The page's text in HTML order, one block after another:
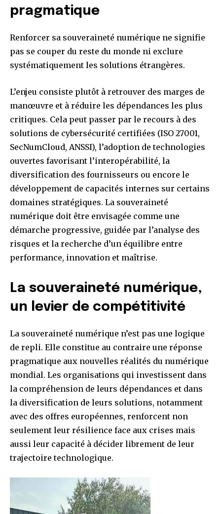
pragmatique
Renforcer sa souveraineté numérique ne signifie
pas se couper du reste du monde ni exclure
systématiquement les solutions étrangères.
L’enjeu consiste plutôt à retrouver des marges de
manœuvre et à réduire les dépendances les plus
critiques. Cela peut passer par le recours à des
solutions de cybersécurité certifiées (ISO 27001,
SecNumCloud, ANSSI), l’adoption de technologies
ouvertes favorisant l’interopérabilité, la
diversification des fournisseurs ou encore le
développement de capacités internes sur certains
domaines stratégiques. La souveraineté
numérique doit être envisagée comme une
démarche progressive, guidée par l’analyse des
risques et la recherche d’un équilibre entre
performance, innovation et maîtrise.
La souveraineté numérique,
un levier de compétitivité
La souveraineté numérique n’est pas une logique
de repli. Elle constitue au contraire une réponse
pragmatique aux nouvelles réalités du numérique
mondial. Les organisations qui investissent dans
la compréhension de leurs dépendances et dans
la diversification de leurs solutions, notamment
avec des offres européennes, renforcent non
seulement leur résilience face aux crises mais
aussi leur capacité à décider librement de leur
trajectoire technologique.